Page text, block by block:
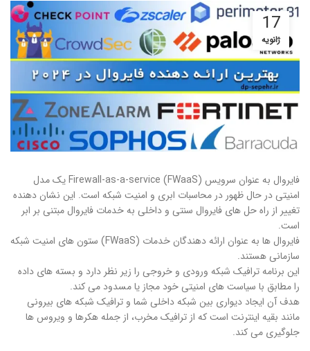
17
ژانویه
فایروال به عنوان سرویس Firewall-as-a-service (FWaaS) یک مدل
امنیتی در حال ظهور در محاسبات ابری و امنیت شبکه است. این نشان دهنده
تغییر از راه حل های فایروال سنتی و داخلی به خدمات فایروال مبتنی بر ابر
است.
فایروال ها به عنوان ارائه دهندگان خدمات (FWaaS) ستون های امنیت شبکه
سازمانی هستند.
این برنامه ترافیک شبکه ورودی و خروجی را زیر نظر دارد و بسته های داده
را مطابق با سیاست های امنیتی خود مجاز یا مسدود می کند.
هدف آن ایجاد دیواری بین شبکه داخلی شما و ترافیک شبکه های بیرونی
مانند بقیه اینترنت است که از ترافیک مخرب، از جمله هکرها و ویروس ها
جلوگیری می کند.